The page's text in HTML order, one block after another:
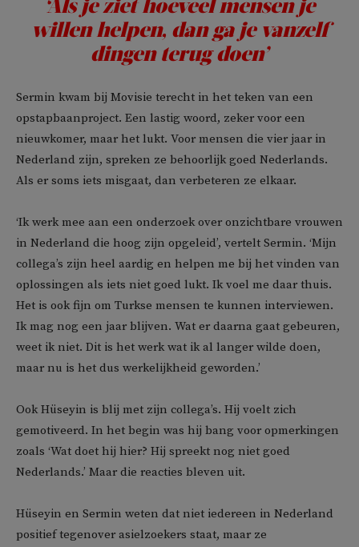
‘Als je ziet hoeveel mensen je
willen helpen, dan ga je vanzelf
dingen terug doen’
Sermin kwam bij Movisie terecht in het teken van een
opstapbaanproject. Een lastig woord, zeker voor een
nieuwkomer, maar het lukt. Voor mensen die vier jaar in
Nederland zijn, spreken ze behoorlijk goed Nederlands.
Als er soms iets misgaat, dan verbeteren ze elkaar.
‘Ik werk mee aan een onderzoek over onzichtbare vrouwen
in Nederland die hoog zijn opgeleid’, vertelt Sermin. ‘Mijn
collega’s zijn heel aardig en helpen me bij het vinden van
oplossingen als iets niet goed lukt. Ik voel me daar thuis.
Het is ook fijn om Turkse mensen te kunnen interviewen.
Ik mag nog een jaar blijven. Wat er daarna gaat gebeuren,
weet ik niet. Dit is het werk wat ik al langer wilde doen,
maar nu is het dus werkelijkheid geworden.’
Ook Hüseyin is blij met zijn collega’s. Hij voelt zich
gemotiveerd. In het begin was hij bang voor opmerkingen
zoals ‘Wat doet hij hier? Hij spreekt nog niet goed
Nederlands.’ Maar die reacties bleven uit.
Hüseyin en Sermin weten dat niet iedereen in Nederland
positief tegenover asielzoekers staat, maar ze